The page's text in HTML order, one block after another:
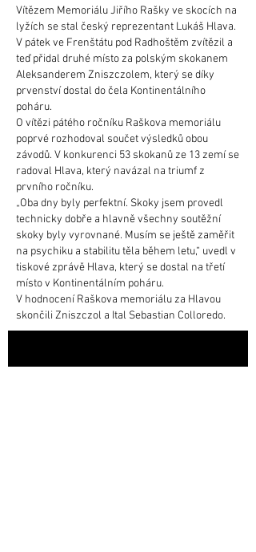
Vítězem Memoriálu Jiřího Rašky ve skocích na
lyžích se stal český reprezentant Lukáš Hlava.
V pátek ve Frenštátu pod Radhoštěm zvítězil a
teď přidal druhé místo za polským skokanem
Aleksanderem Zniszczolem, který se díky
prvenství dostal do čela Kontinentálního
poháru.
O vítězi pátého ročníku Raškova memoriálu
poprvé rozhodoval součet výsledků obou
závodů. V konkurenci 53 skokanů ze 13 zemí se
radoval Hlava, který navázal na triumf z
prvního ročníku.
„Oba dny byly perfektní. Skoky jsem provedl
technicky dobře a hlavně všechny soutěžní
skoky byly vyrovnané. Musím se ještě zaměřit
na psychiku a stabilitu těla během letu,“ uvedl v
tiskové zprávě Hlava, který se dostal na třetí
místo v Kontinentálním poháru.
V hodnocení Raškova memoriálu za Hlavou
skončili Zniszczol a Ital Sebastian Colloredo.